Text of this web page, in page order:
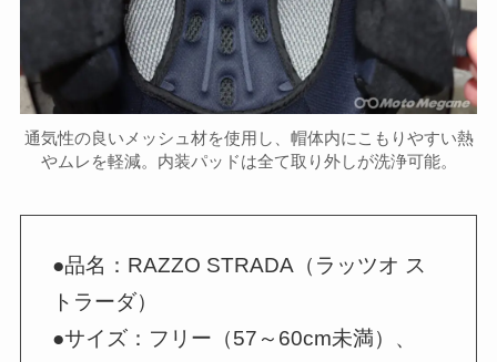
通気性の良いメッシュ材を使用し、帽体内にこもりやすい熱
やムレを軽減。内装パッドは全て取り外しが洗浄可能。
●品名：RAZZO STRADA（ラッツオ ス
トラーダ）
●サイズ：フリー（57～60cm未満）、